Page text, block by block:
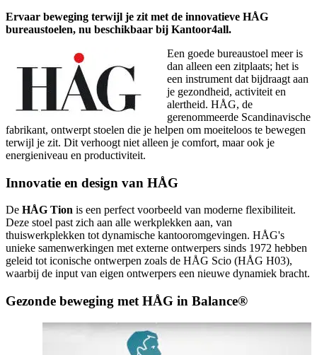
Ervaar beweging terwijl je zit met de innovatieve HÅG
bureaustoelen, nu beschikbaar bij Kantoor4all.
Een goede bureaustoel meer is
dan alleen een zitplaats; het is
een instrument dat bijdraagt aan
je gezondheid, activiteit en
alertheid. HÅG, de
gerenommeerde Scandinavische
fabrikant, ontwerpt stoelen die je helpen om moeiteloos te bewegen
terwijl je zit. Dit verhoogt niet alleen je comfort, maar ook je
energieniveau en productiviteit.
Innovatie en design van HÅG
De HÅG Tion is een perfect voorbeeld van moderne flexibiliteit.
Deze stoel past zich aan alle werkplekken aan, van
thuiswerkplekken tot dynamische kantooromgevingen. HÅG's
unieke samenwerkingen met externe ontwerpers sinds 1972 hebben
geleid tot iconische ontwerpen zoals de HÅG Scio (HÅG H03),
waarbij de input van eigen ontwerpers een nieuwe dynamiek bracht.
Gezonde beweging met HÅG in Balance®